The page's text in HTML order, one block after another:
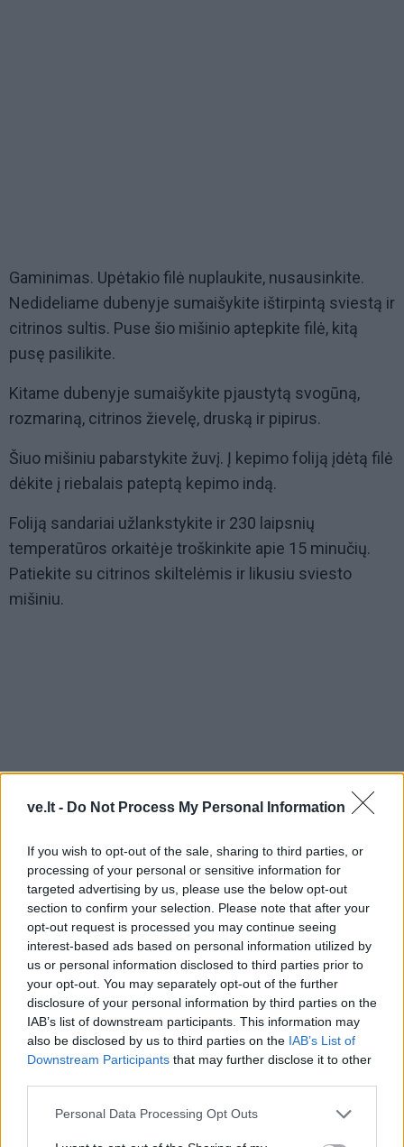
ve.lt - Do Not Process My Personal Information
If you wish to opt-out of the sale, sharing to third parties, or
processing of your personal or sensitive information for
targeted advertising by us, please use the below opt-out
section to confirm your selection. Please note that after your
opt-out request is processed you may continue seeing
interest-based ads based on personal information utilized by
us or personal information disclosed to third parties prior to
your opt-out. You may separately opt-out of the further
disclosure of your personal information by third parties on the
IAB’s list of downstream participants. This information may
also be disclosed by us to third parties on the IAB’s List of
Downstream Participants that may further disclose it to other
Personal Data Processing Opt Outs
Gaminimas. Upėtakio filė nuplaukite, nusausinkite.
Nedideliame dubenyje sumaišykite ištirpintą sviestą ir
citrinos sultis. Puse šio mišinio aptepkite filė, kitą
pusę pasilikite.
Kitame dubenyje sumaišykite pjaustytą svogūną,
rozmariną, citrinos žievelę, druską ir pipirus.
Šiuo mišiniu pabarstykite žuvį. Į kepimo foliją įdėtą filė
dėkite į riebalais pateptą kepimo indą.
Foliją sandariai užlankstykite ir 230 laipsnių
temperatūros orkaitėje troškinkite apie 15 minučių.
Patiekite su citrinos skiltelėmis ir likusiu sviesto
mišiniu.
Virtas upėtakis su daržovėmis
Pagaminti šiam lengvam, greitai paruošiamam ir
nebrangiam patiekalui reikės:
400 g šviežios upėtakio filė su oda;
1 citrinos;
2 porų;
2 morkų;
500 ml vištienos sultinio (galima naudoti ir vandenį);
druskos, maltų juodųjų pipirų (pagal skonį).